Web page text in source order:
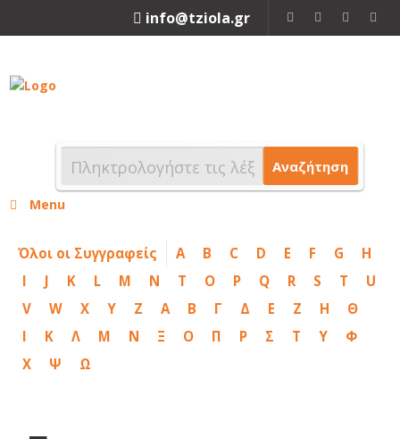
info@tziola.gr
Αναζήτηση
Menu
Όλοι οι Συγγραφείς A B C D E F G
H
I
J K L M N T O P Q R S T
U
V
W X Y Z Α Β Γ Δ Ε Ζ Η
Θ
Ι
Κ Λ Μ Ν Ξ Ο Π Ρ Σ Τ Υ
Φ
Χ
Ψ Ω